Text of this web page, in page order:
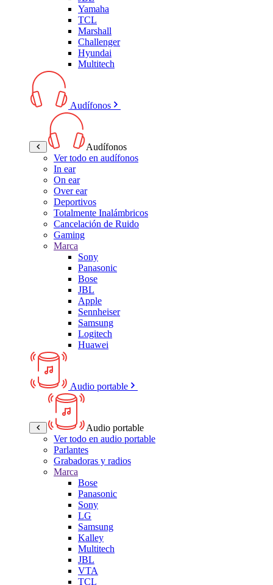
Yamaha
TCL
Marshall
Challenger
Hyundai
Multitech
Audífonos
Audífonos
Ver todo en audífonos
In ear
On ear
Over ear
Deportivos
Totalmente Inalámbricos
Cancelación de Ruido
Gaming
Marca
Sony
Panasonic
Bose
JBL
Apple
Sennheiser
Samsung
Logitech
Huawei
Audio portable
Audio portable
Ver todo en audio portable
Parlantes
Grabadoras y radios
Marca
Bose
Panasonic
Sony
LG
Samsung
Kalley
Multitech
JBL
VTA
TCL